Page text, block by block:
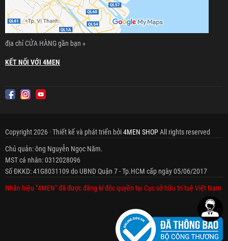
địa chỉ CỬA HÀNG gần bạn »
KẾT NỐI VỚI 4MEN
Copyright 2026 · Thiết kế và phát triển bởi4MEN SHOPAll rights reserved
Chủ quản: ông Nguyễn Ngọc Năm.
MST cá nhân: 0312028096
Số ĐKKD: 41G8031109 do UBND Quận 7 - Tp.HCM cấp ngày 05/06/2017
Nhãn hiệu "4MEN" đã được đăng kí độc quyền tại Cục sở hữu trí tuệ Việt Nam